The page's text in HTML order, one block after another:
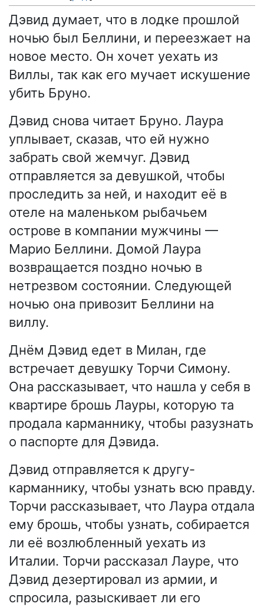
Дэвид думает, что в лодке прошлой
ночью был Беллини, и переезжает на
новое место. Он хочет уехать из
Виллы, так как его мучает искушение
убить Бруно.
Дэвид снова читает Бруно. Лаура
уплывает, сказав, что ей нужно
забрать свой жемчуг. Дэвид
отправляется за девушкой, чтобы
проследить за ней, и находит её в
отеле на маленьком рыбачьем
острове в компании мужчины —
Марио Беллини. Домой Лаура
возвращается поздно ночью в
нетрезвом состоянии. Следующей
ночью она привозит Беллини на
виллу.
Днём Дэвид едет в Милан, где
встречает девушку Торчи Симону.
Она рассказывает, что нашла у себя в
квартире брошь Лауры, которую та
продала карманнику, чтобы разузнать
о паспорте для Дэвида.
Дэвид отправляется к другу-
карманнику, чтобы узнать всю правду.
Торчи рассказывает, что Лаура отдала
ему брошь, чтобы узнать, собирается
ли её возлюбленный уехать из
Италии. Торчи рассказал Лауре, что
Дэвид дезертировал из армии, и
спросила, разыскивает ли его